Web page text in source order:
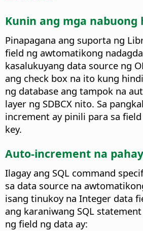
Kunin ang mga nabuong
Pinapagana ang suporta ng
field ng awtomatikong
kasalukuyang data source ng
ang check box na ito kung
ng database ang tampok na
layer ng SDBCX nito. Sa
increment ay pinili para sa
key.
Auto-increment na
Ilagay ang SQL command
sa data source na
isang tinukoy na Integer data
ang karaniwang SQL
ng field ng data ay: